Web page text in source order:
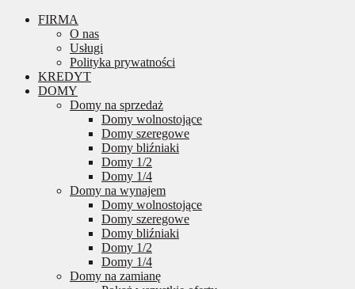
FIRMA
O nas
Usługi
Polityka prywatności
KREDYT
DOMY
Domy na sprzedaż
Domy wolnostojące
Domy szeregowe
Domy bliźniaki
Domy 1/2
Domy 1/4
Domy na wynajem
Domy wolnostojące
Domy szeregowe
Domy bliźniaki
Domy 1/2
Domy 1/4
Domy na zamianę